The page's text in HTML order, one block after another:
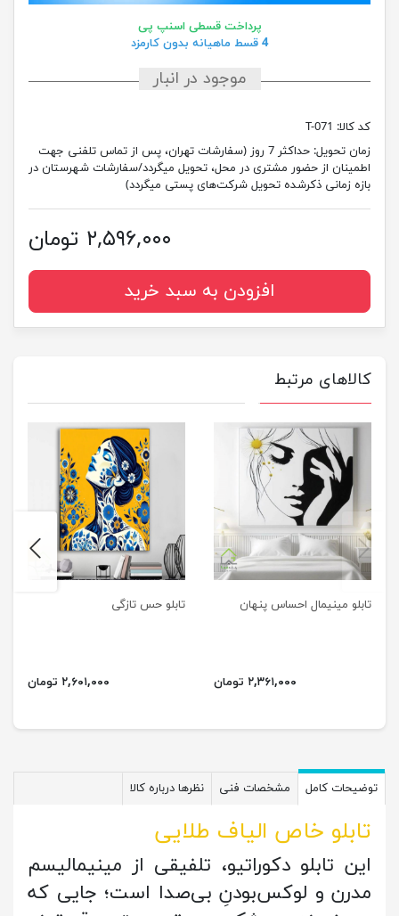
پرداخت قسطی اسنپ پی
4 قسط ماهیانه بدون کارمزد
موجود در انبار
کد کالا: T-071
زمان تحویل:
حداکثر 7 روز (سفارشات تهران، پس از تماس تلفنی جهت
اطمینان از حضور مشتری در محل، تحویل میگردد/سفارشات شهرستان در
بازه زمانی ذکرشده تحویل شرکت‌های پستی میگردد)
۲,۵۹۶,۰۰۰ تومان
افزودن به سبد خرید
کالاهای مرتبط
تابلو مینیمال احساس پنهان
۲,۳۶۱,۰۰۰ تومان
تابلو حس تازگی
۲,۶۰۱,۰۰۰ تومان
previus
توضیحات کامل مشخصات فنی نظرها درباره کالا
تابلو خاص الیاف طلایی
این تابلو دکوراتیو، تلفیقی از مینیمالیسم
مدرن و لوکس‌بودنِ بی‌صدا است؛ جایی که